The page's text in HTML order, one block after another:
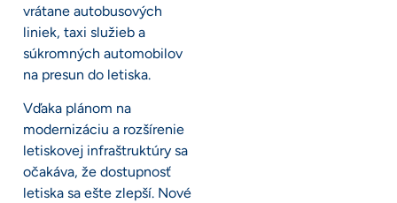
vrátane autobusových
liniek, taxi služieb a
súkromných automobilov
na presun do letiska.
Vďaka plánom na
modernizáciu a rozšírenie
letiskovej infraštruktúry sa
očakáva, že dostupnosť
letiska sa ešte zlepší. Nové